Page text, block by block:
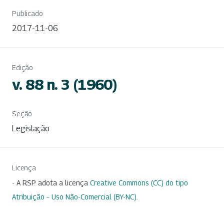
Publicado
2017-11-06
Edição
v. 88 n. 3 (1960)
Seção
Legislação
Licença
- A RSP adota a licença Creative Commons (CC) do tipo
Atribuição – Uso Não-Comercial (BY-NC)